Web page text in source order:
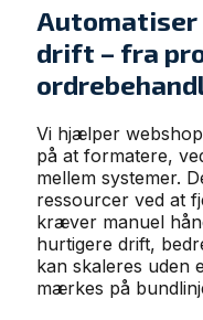
Automatiser
drift – fra
Vi hjælper
på at formatere,
mellem systemer.
ressourcer ved at
kræver manuel
hurtigere drift,
kan skaleres uden
mærkes på